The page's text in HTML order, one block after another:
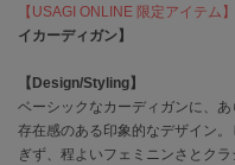
クラークス
コードエー
COLE HAAN
コール ハーン
【USAGI ONLINE 限定アイテム】
イカーディガン】
【Design/Styling】
ベーシックなカーディガンに、
存在感のある印象的なデザイン
ぎず、程よいフェミニンさとク